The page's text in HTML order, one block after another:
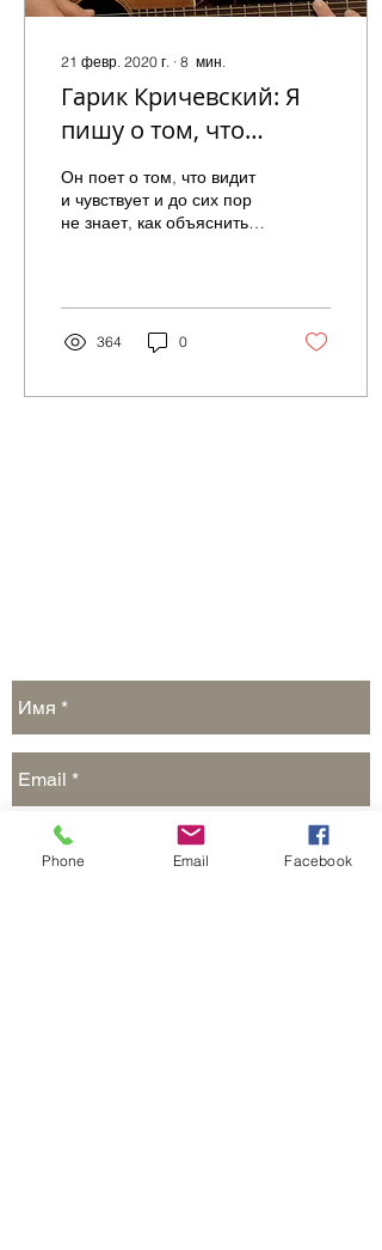
21 февр. 2020 г. ∙ 8 мин.
Гарик Кричевский: Я
пишу о том, что
чувствую и вижу
Он поет о том, что видит
и чувствует и до сих пор
не знает, как объяснить
364 0
Phone Email Facebook